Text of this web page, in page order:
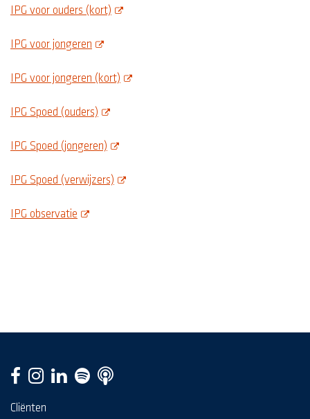
IPG voor ouders (kort) opent deze pdf in een nieuw scherm
IPG voor jongeren opent deze pdf in een nieuw scherm
IPG voor jongeren (kort) opent deze pdf in een nieuw scherm
IPG Spoed (ouders) opent deze pdf in een nieuw scherm
IPG Spoed (jongeren) opent deze pdf in een nieuw scherm
IPG Spoed (verwijzers) opent deze pdf in een nieuw scherm
IPG observatie opent deze pdf in een nieuw scherm
Cliënten